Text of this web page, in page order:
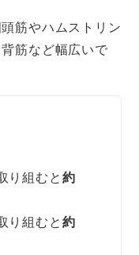
筋やハムストリン
筋など幅広いで
り組むと約
り組むと約